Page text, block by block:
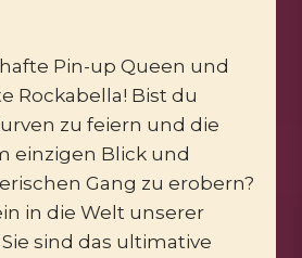
Pin-up Queen und
Rockabella! Bist du
zu feiern und die
einzigen Blick und
Gang zu erobern?
in die Welt unserer
Sie sind das ultimative